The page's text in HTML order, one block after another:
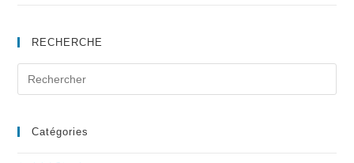
RECHERCHE
Catégories